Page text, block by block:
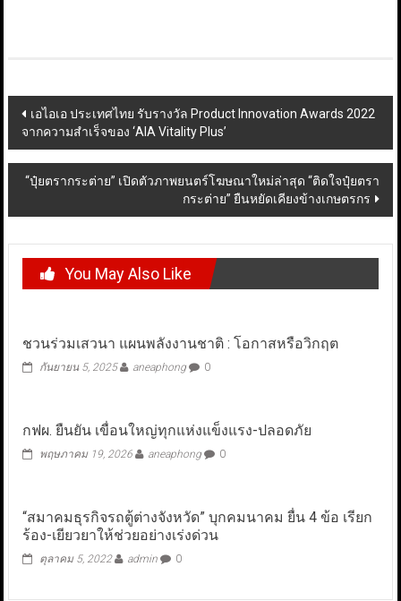
Post
navigation
เอไอเอ ประเทศไทย รับรางวัล Product Innovation Awards 2022
จากความสำเร็จของ ‘AIA Vitality Plus’
“ปุ๋ยตรากระต่าย” เปิดตัวภาพยนตร์โฆษณาใหม่ล่าสุด “ติดใจปุ๋ยตรา
กระต่าย” ยืนหยัดเคียงข้างเกษตรกร
You May Also Like
ชวนร่วมเสวนา แผนพลังงานชาติ : โอกาสหรือวิกฤต
กันยายน 5, 2025 aneaphong 0
กฟผ. ยืนยัน เขื่อนใหญ่ทุกแห่งแข็งแรง-ปลอดภัย
พฤษภาคม 19, 2026 aneaphong 0
“สมาคมธุรกิจรถตู้ต่างจังหวัด” บุกคมนาคม ยื่น 4 ข้อ เรียก
ร้อง-เยียวยาให้ช่วยอย่างเร่งด่วน
ตุลาคม 5, 2022 admin 0